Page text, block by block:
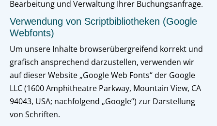
Bearbeitung und Verwaltung Ihrer Buchungsanfrage.
Verwendung von Scriptbibliotheken (Google
Webfonts)
Um unsere Inhalte browserübergreifend korrekt und
grafisch ansprechend darzustellen, verwenden wir
auf dieser Website „Google Web Fonts“ der Google
LLC (1600 Amphitheatre Parkway, Mountain View, CA
94043, USA; nachfolgend „Google“) zur Darstellung
von Schriften.